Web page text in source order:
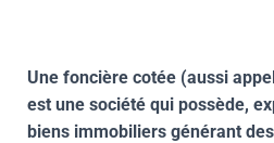
Une foncière cotée (aussi
est une société qui possède,
biens immobiliers générant